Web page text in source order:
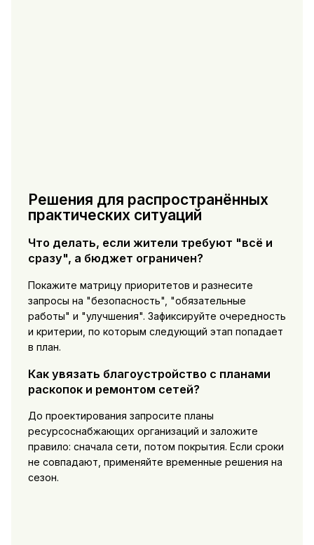
Решения для распространённых
практических ситуаций
Что делать, если жители требуют "всё и
сразу", а бюджет ограничен?
Покажите матрицу приоритетов и разнесите
запросы на "безопасность", "обязательные
работы" и "улучшения". Зафиксируйте очередность
и критерии, по которым следующий этап попадает
в план.
Как увязать благоустройство с планами
раскопок и ремонтом сетей?
До проектирования запросите планы
ресурсоснабжающих организаций и заложите
правило: сначала сети, потом покрытия. Если сроки
не совпадают, применяйте временные решения на
сезон.